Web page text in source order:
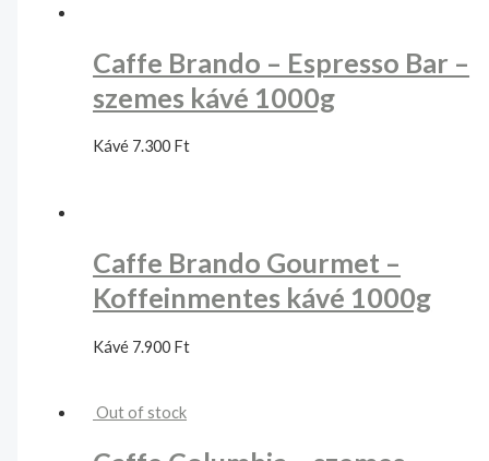
Caffe Brando – Espresso Bar –
szemes kávé 1000g
Kávé 7.300 Ft
Caffe Brando Gourmet –
Koffeinmentes kávé 1000g
Kávé 7.900 Ft
Out of stock